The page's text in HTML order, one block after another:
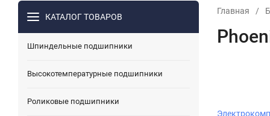
ДЕТАЛИ
РУКАВА ВЫСОКОГО ДАВЛЕНИЯ И ГИДРАВЛИЧЕСКИЕ
КАТАЛОГ ТОВАРОВ
Шпиндельные подшипники
Высокотемпературные подшипники
Роликовые подшипники
Главная /